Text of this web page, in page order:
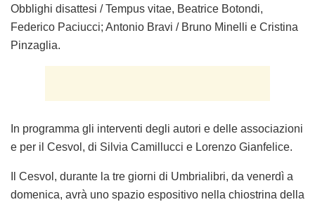
Obblighi disattesi / Tempus vitae, Beatrice Botondi,
Federico Paciucci; Antonio Bravi / Bruno Minelli e Cristina
Pinzaglia.
In programma gli interventi degli autori e delle associazioni
e per il Cesvol, di Silvia Camillucci e Lorenzo Gianfelice.
Il Cesvol, durante la tre giorni di Umbrialibri, da venerdì a
domenica, avrà uno spazio espositivo nella chiostrina della